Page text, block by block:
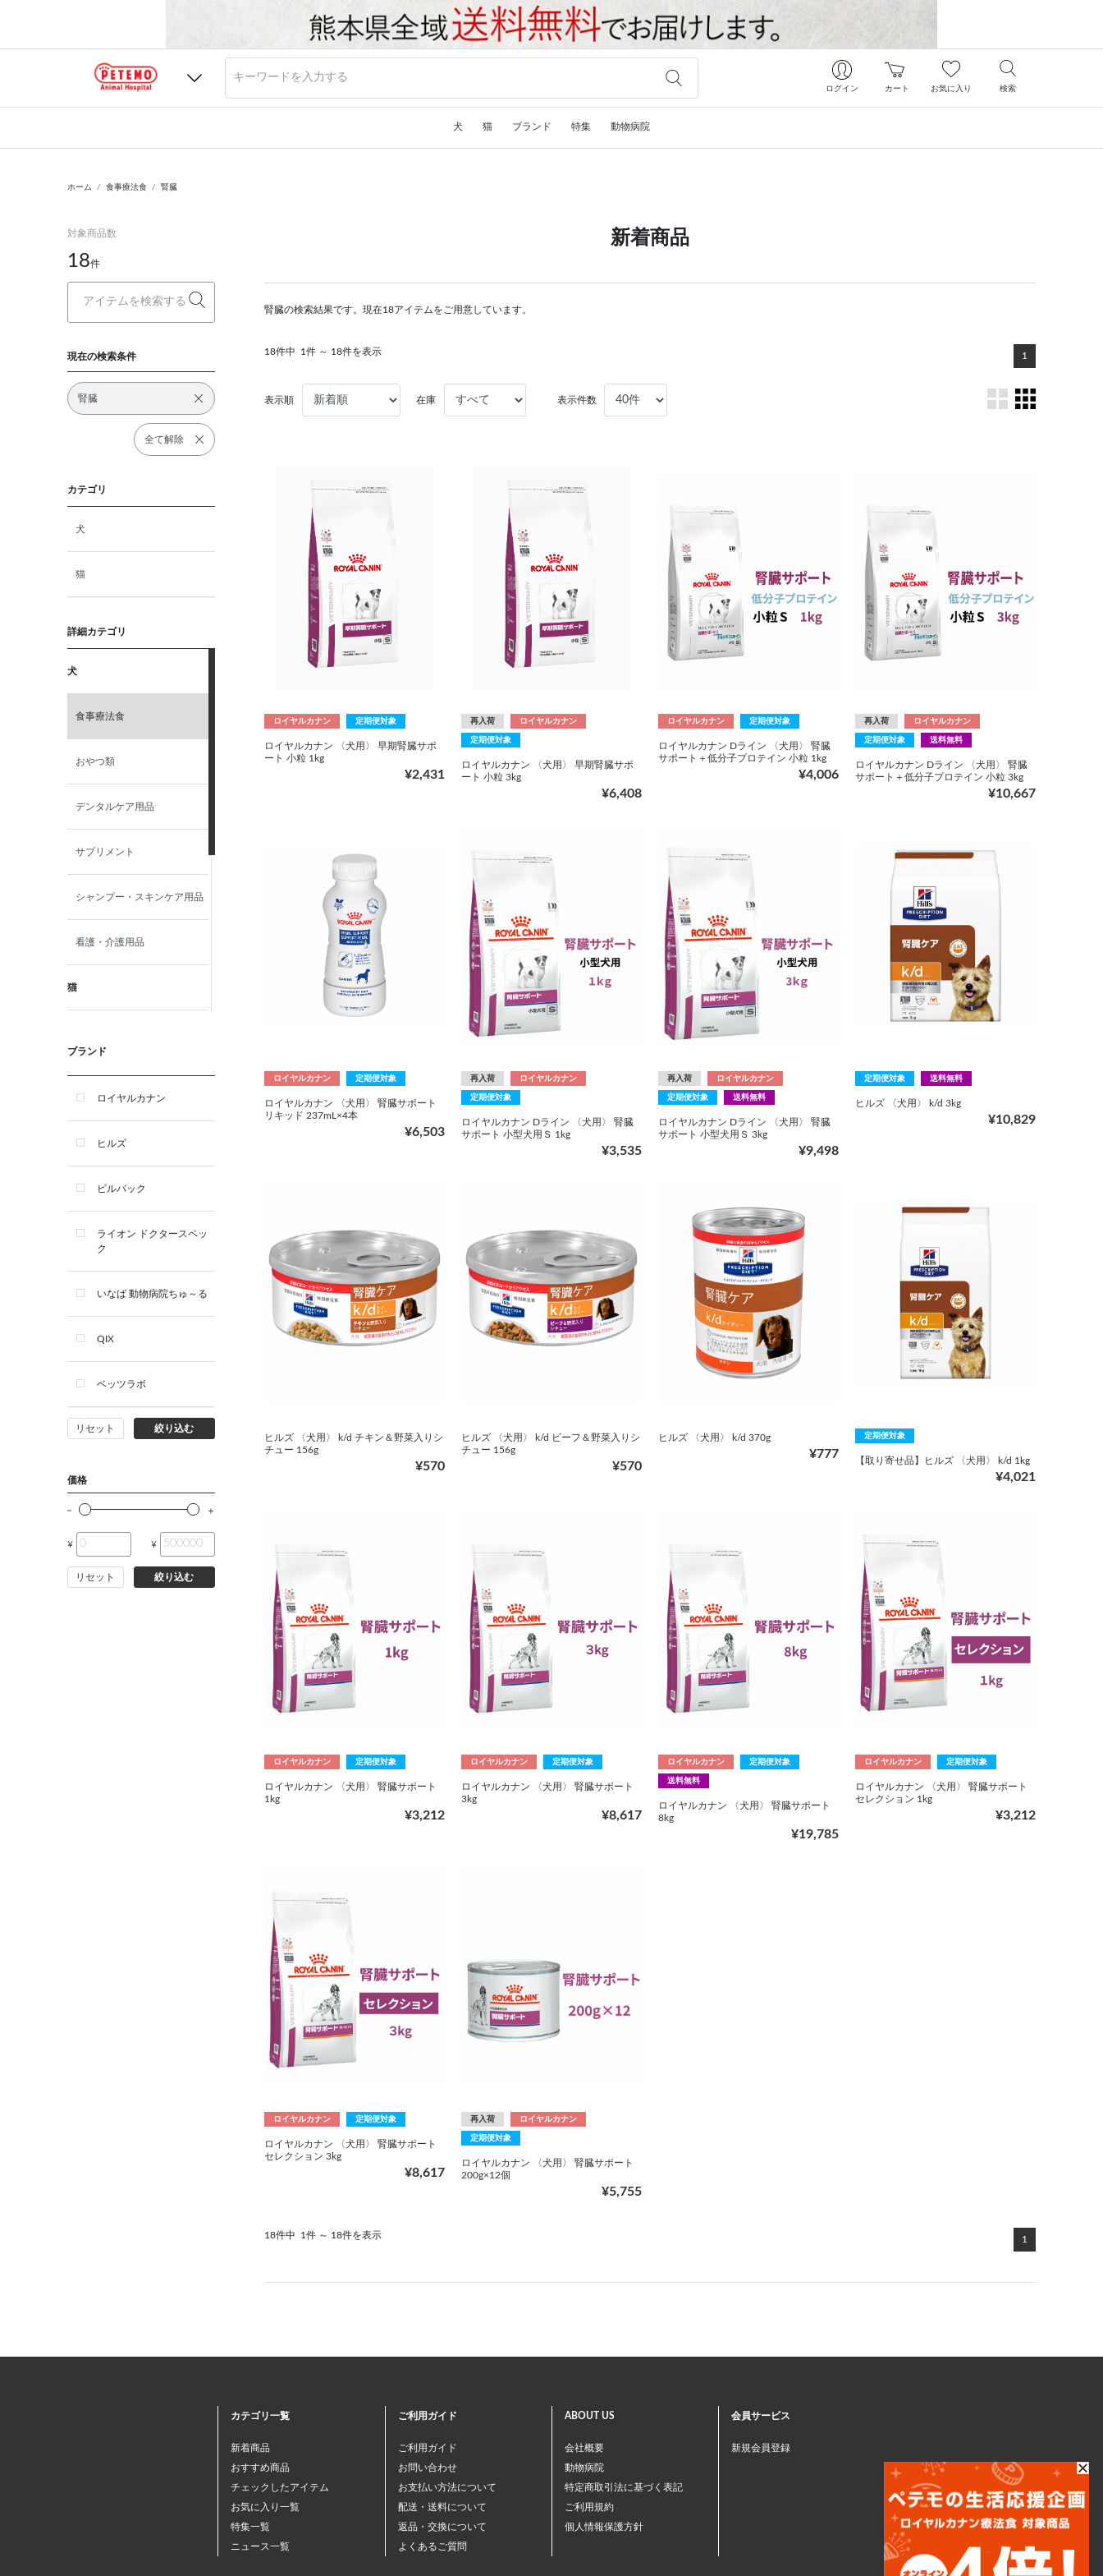
ログイン カート お気に入り 検索
犬 猫 ブランド 特集 動物病院
ホーム 食事療法食 腎臓
対象商品数
18件
現在の検索条件
腎臓
全て解除
カテゴリ
犬
猫
詳細カテゴリ
犬
食事療法食
おやつ類
デンタルケア用品
サプリメント
シャンプー・スキンケア用品
看護・介護用品
猫
おやつ類
デンタルケア用品
サプリメント
シャンプー・スキンケア用品
ブランド
ロイヤルカナン
ヒルズ
ビルバック
ライオン ドクタースペッ
ク
いなば 動物病院ちゅ～る
QIX
ベッツラボ
リセット 絞り込む
価格
¥ ¥
リセット 絞り込む
新着商品
腎臓の検索結果です。現在18アイテムをご用意しています。
18件中 1件 ～ 18件を表示 1
表示順 在庫 表示件数
ロイヤルカナン 定期便対象
ロイヤルカナン 〈犬用〉 早期腎臓サポ
ート 小粒 1kg
¥2,431
再入荷 ロイヤルカナン
定期便対象
ロイヤルカナン 〈犬用〉 早期腎臓サポ
ート 小粒 3kg
¥6,408
ロイヤルカナン 定期便対象
ロイヤルカナン Dライン 〈犬用〉 腎臓
サポート＋低分子プロテイン 小粒 1kg
¥4,006
再入荷 ロイヤルカナン
定期便対象 送料無料
ロイヤルカナン Dライン 〈犬用〉 腎臓
サポート＋低分子プロテイン 小粒 3kg
¥10,667
ロイヤルカナン 定期便対象
ロイヤルカナン 〈犬用〉 腎臓サポート
リキッド 237mL×4本
¥6,503
再入荷 ロイヤルカナン
定期便対象
ロイヤルカナン Dライン 〈犬用〉 腎臓
サポート 小型犬用Ｓ 1kg
¥3,535
再入荷 ロイヤルカナン
定期便対象 送料無料
ロイヤルカナン Dライン 〈犬用〉 腎臓
サポート 小型犬用Ｓ 3kg
¥9,498
定期便対象 送料無料
ヒルズ 〈犬用〉 k/d 3kg
¥10,829
ヒルズ 〈犬用〉 k/d チキン＆野菜入りシ
チュー 156g
¥570
ヒルズ 〈犬用〉 k/d ビーフ＆野菜入りシ
チュー 156g
¥570
ヒルズ 〈犬用〉 k/d 370g
¥777
定期便対象
【取り寄せ品】ヒルズ 〈犬用〉 k/d 1kg
¥4,021
ロイヤルカナン 定期便対象
ロイヤルカナン 〈犬用〉 腎臓サポート
1kg
¥3,212
ロイヤルカナン 定期便対象
ロイヤルカナン 〈犬用〉 腎臓サポート
3kg
¥8,617
ロイヤルカナン 定期便対象
送料無料
ロイヤルカナン 〈犬用〉 腎臓サポート
8kg
¥19,785
ロイヤルカナン 定期便対象
ロイヤルカナン 〈犬用〉 腎臓サポート
セレクション 1kg
¥3,212
ロイヤルカナン 定期便対象
ロイヤルカナン 〈犬用〉 腎臓サポート
セレクション 3kg
¥8,617
再入荷 ロイヤルカナン
定期便対象
ロイヤルカナン 〈犬用〉 腎臓サポート
200g×12個
¥5,755
18件中 1件 ～ 18件を表示 1
カテゴリ一覧
新着商品
おすすめ商品
チェックしたアイテム
お気に入り一覧
特集一覧
ニュース一覧
ご利用ガイド
ご利用ガイド
お問い合わせ
お支払い方法について
配送・送料について
返品・交換について
よくあるご質問
ABOUT US
会社概要
動物病院
特定商取引法に基づく表記
ご利用規約
個人情報保護方針
会員サービス
新規会員登録